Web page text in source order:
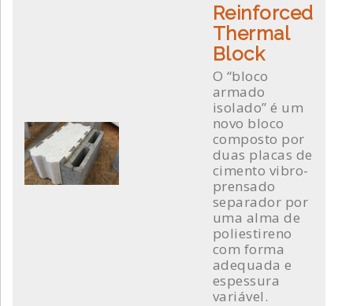
Reinforced
Thermal
Block
O “bloco
armado
isolado” é um
novo bloco
composto por
duas placas de
cimento vibro-
prensado
separador por
uma alma de
poliestireno
com forma
adequada e
espessura
variável.